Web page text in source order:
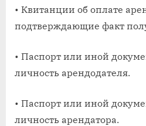
• Квитанции об оплате
подтверждающие факт
• Паспорт или иной
личность арендодателя.
• Паспорт или иной
личность арендатора.